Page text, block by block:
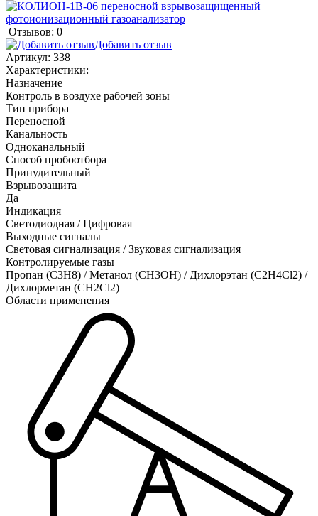
Отзывов: 0
Добавить отзыв
Артикул: 338
Характеристики:
Назначение
Контроль в воздухе рабочей зоны
Тип прибора
Переносной
Канальность
Одноканальный
Способ пробоотбора
Принудительный
Взрывозащита
Да
Индикация
Светодиодная / Цифровая
Выходные сигналы
Световая сигнализация / Звуковая сигнализация
Контролируемые газы
Пропан (C3H8) /Метанол (CH3OH) / Дихлорэтан (C2H4Cl2) /
Дихлорметан (CH2Cl2)
Области применения